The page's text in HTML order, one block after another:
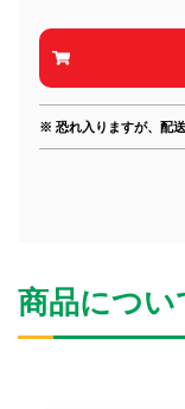
※ 恐れ入りますが、配
商品につい